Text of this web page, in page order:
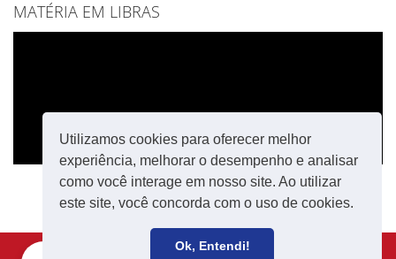
Utilizamos cookies para oferecer melhor
experiência, melhorar o desempenho e analisar
como você interage em nosso site. Ao utilizar
este site, você concorda com o uso de cookies.
Ok, Entendi!
MATÉRIA EM LIBRAS